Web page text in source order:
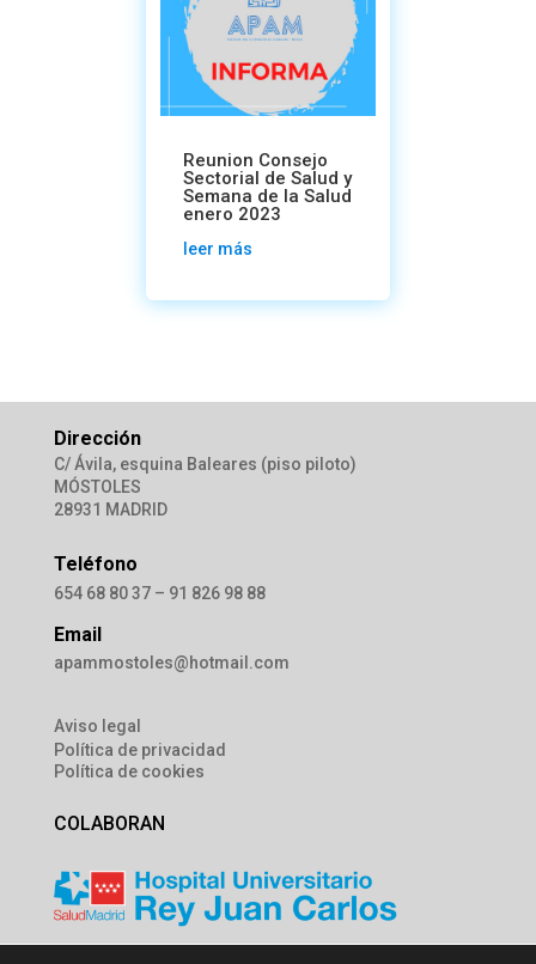
Reunion Consejo
Sectorial de Salud y
Semana de la Salud
enero 2023
leer más
Dirección
C/ Ávila, esquina Baleares (piso piloto)
MÓSTOLES
28931 MADRID
Teléfono
654 68 80 37 – 91 826 98 88
Email
apammostoles@hotmail.com
Aviso legal
Política de privacidad
Política de cookies
COLABORAN